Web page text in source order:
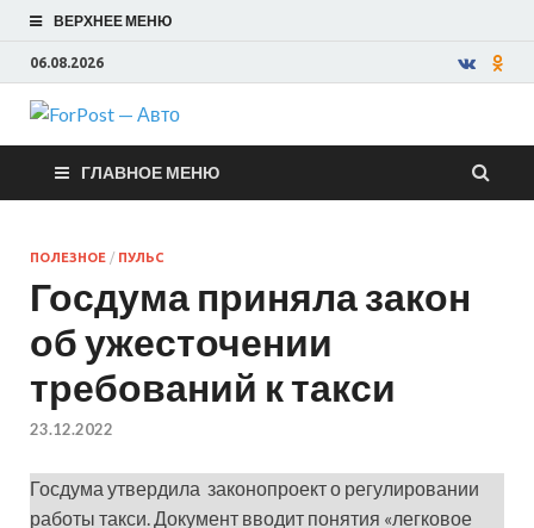
ВЕРХНЕЕ МЕНЮ
06.08.2026
ForPost —
Авто
ГЛАВНОЕ МЕНЮ
ПОЛЕЗНОЕ / ПУЛЬС
Госдума приняла закон
об ужесточении
требований к такси
23.12.2022
Госдума утвердила законопроект о регулировании
работы такси. Документ вводит понятия «легковое